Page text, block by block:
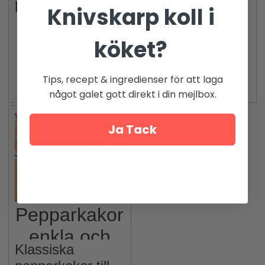
pepparkakshus.
kakorna till små
modeller i 3D.
Ren, släde,
snögubbe och
pyntades.
Pepparkakor
enkla och
tunna
Klassiska
Knivskarp koll i
köket?
Tips, recept & ingredienser för att laga
något galet gott direkt i din mejlbox.
Ja Tack